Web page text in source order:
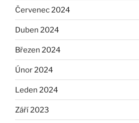
Červenec 2024
Duben 2024
Březen 2024
Únor 2024
Leden 2024
Září 2023